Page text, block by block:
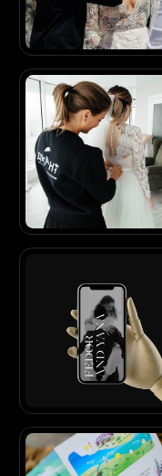
Мы будем
ответить
на ваши
организации
свадьбы
Договориться о встрече